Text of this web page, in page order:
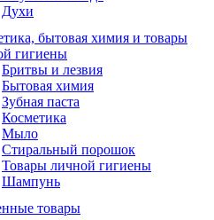
Духи
бытовая химия и товары
гигиены
Бритвы и лезвия
Бытовая химия
Зубная паста
Косметика
Мыло
Стиральный порошок
Товары личной гигиены
Шампунь
товары